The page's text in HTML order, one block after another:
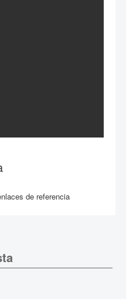
de referencia